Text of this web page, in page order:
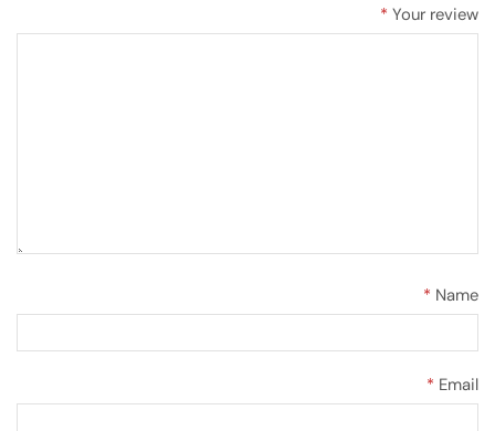
Your review
*
Name
*
Email
*